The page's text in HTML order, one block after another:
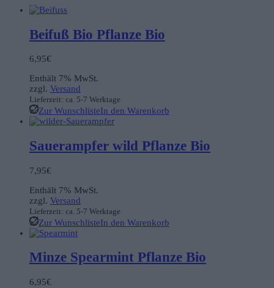
Beifuß Bio Pflanze Bio
6,95€
Enthält 7% MwSt.
zzgl. Versand
Lieferzeit: ca. 5-7 Werktage
Zur WunschlisteIn den Warenkorb
Sauerampfer wild Pflanze Bio
7,95€
Enthält 7% MwSt.
zzgl. Versand
Lieferzeit: ca. 5-7 Werktage
Zur WunschlisteIn den Warenkorb
Minze Spearmint Pflanze Bio
6,95€